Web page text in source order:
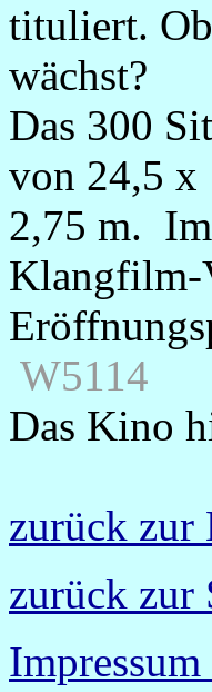
tituliert.
wächst?
Das 300
von 24,5 x
2,75 m.
Klangfilm-
W5114
Das Kino
zurück zur
zurück zur